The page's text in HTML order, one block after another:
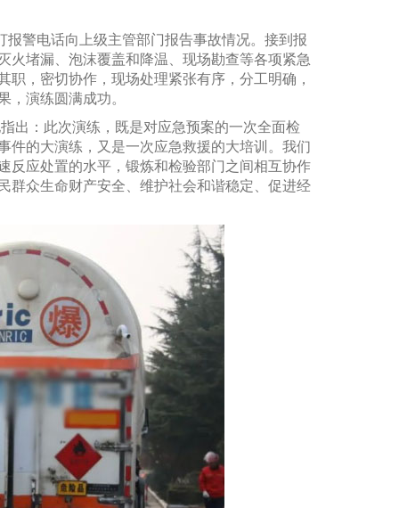
警电话向上级主管部门报告事故情况。接到报
火堵漏、泡沫覆盖和降温、现场勘查等各项紧急
，密切协作，现场处理紧张有序，分工明确，
，演练圆满成功。
出：此次演练，既是对应急预案的一次全面检
件的大演练，又是一次应急救援的大培训。我们
反应处置的水平，锻炼和检验部门之间相互协作
群众生命财产安全、维护社会和谐稳定、促进经